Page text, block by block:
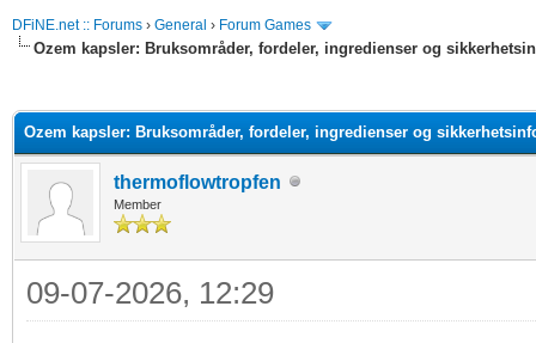
DFiNE.net :: Forums › General › Forum Games
Ozem kapsler: Bruksområder, fordeler, ingredienser og
Ozem kapsler: Bruksområder, fordeler, ingredienser og
thermoflowtropfen
Member
09-07-2026, 12:29